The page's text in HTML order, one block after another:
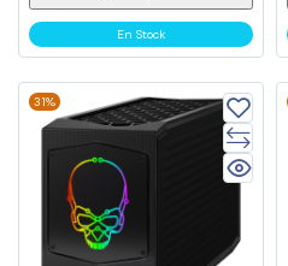
En Stock
31%